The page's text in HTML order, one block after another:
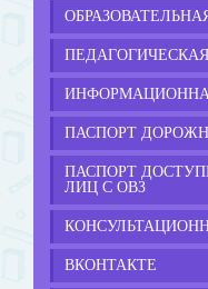
ПАСПОРТ
ПАСПОРТ
ЛИЦ С ОВЗ
ВКОНТАКТЕ